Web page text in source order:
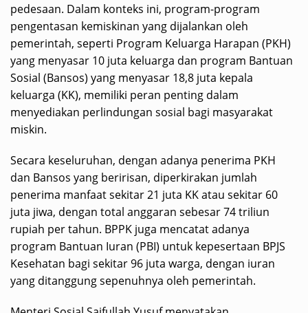
pedesaan. Dalam konteks ini, program-program
pengentasan kemiskinan yang dijalankan oleh
pemerintah, seperti Program Keluarga Harapan (PKH)
yang menyasar 10 juta keluarga dan program Bantuan
Sosial (Bansos) yang menyasar 18,8 juta kepala
keluarga (KK), memiliki peran penting dalam
menyediakan perlindungan sosial bagi masyarakat
miskin.
Secara keseluruhan, dengan adanya penerima PKH
dan Bansos yang beririsan, diperkirakan jumlah
penerima manfaat sekitar 21 juta KK atau sekitar 60
juta jiwa, dengan total anggaran sebesar 74 triliun
rupiah per tahun. BPPK juga mencatat adanya
program Bantuan Iuran (PBI) untuk kepesertaan BPJS
Kesehatan bagi sekitar 96 juta warga, dengan iuran
yang ditanggung sepenuhnya oleh pemerintah.